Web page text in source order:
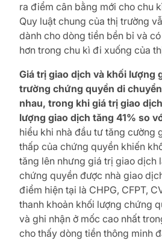
ra điểm cân bằng mới cho chu
Quy luật chung của thị trường
dành cho dòng tiền bền bỉ và
hơn trong chu kì đi xuống của
Giá trị giao dịch và khối lượng
trường chứng quyền di
nhau, trong khi giá trị giao
lượng giao dịch tăng 41% so
hiểu khi nhà đầu tư tăng cường
thấp của chứng quyền khiến
tăng lên nhưng giá trị giao dịch
chứng quyền được nhà giao
điểm hiện tại là CHPG, CFPT,
thanh khoản khối lượng chứng
và ghi nhận ở mốc cao nhất
cho thấy dòng tiền thông minh